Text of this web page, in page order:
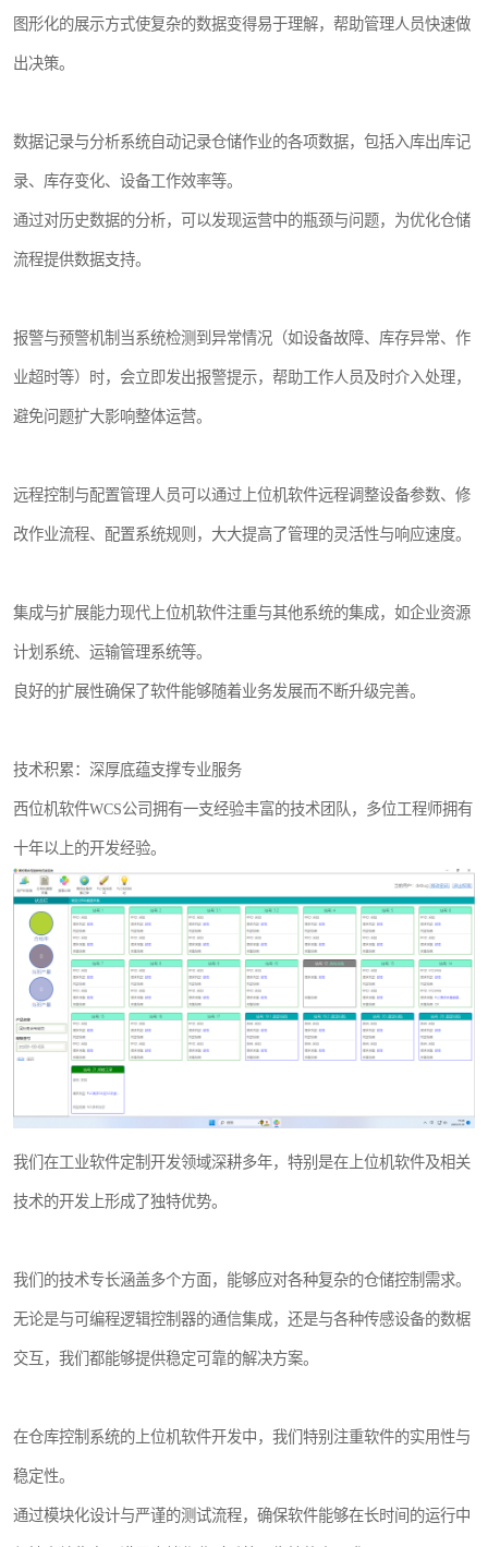
图形化的展示方式使复杂的数据变得易于理解，帮助管理人员快速做
出决策。
数据记录与分析系统自动记录仓储作业的各项数据，包括入库出库记
录、库存变化、设备工作效率等。
通过对历史数据的分析，可以发现运营中的瓶颈与问题，为优化仓储
流程提供数据支持。
报警与预警机制当系统检测到异常情况（如设备故障、库存异常、作
业超时等）时，会立即发出报警提示，帮助工作人员及时介入处理，
避免问题扩大影响整体运营。
远程控制与配置管理人员可以通过上位机软件远程调整设备参数、修
改作业流程、配置系统规则，大大提高了管理的灵活性与响应速度。
集成与扩展能力现代上位机软件注重与其他系统的集成，如企业资源
计划系统、运输管理系统等。
良好的扩展性确保了软件能够随着业务发展而不断升级完善。
技术积累：深厚底蕴支撑专业服务
西位机软件WCS公司拥有一支经验丰富的技术团队，多位工程师拥有
十年以上的开发经验。
我们在工业软件定制开发领域深耕多年，特别是在上位机软件及相关
技术的开发上形成了独特优势。
我们的技术专长涵盖多个方面，能够应对各种复杂的仓储控制需求。
无论是与可编程逻辑控制器的通信集成，还是与各种传感设备的数椐
交互，我们都能够提供稳定可靠的解决方案。
在仓库控制系统的上位机软件开发中，我们特别注重软件的实用性与
稳定性。
通过模块化设计与严谨的测试流程，确保软件能够在长时间的运行中